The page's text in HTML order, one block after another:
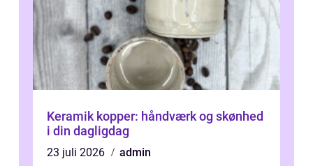
Keramik kopper: håndværk og skønhed
i din dagligdag
23 juli 2026
admin